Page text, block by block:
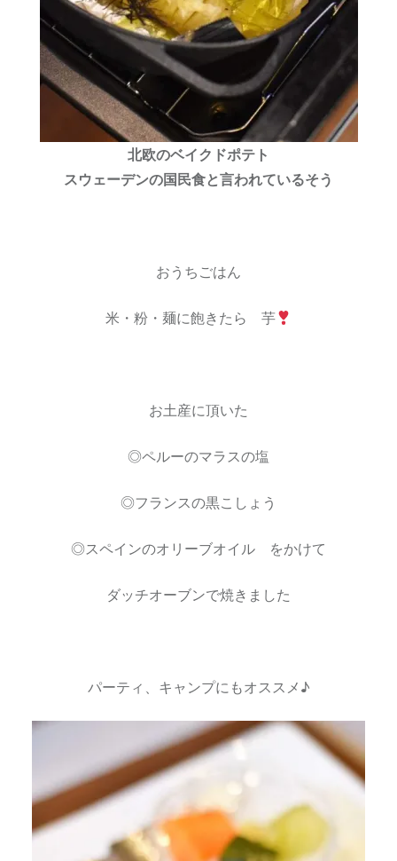
北欧のベイクドポテト
スウェーデンの国民食と言われているそう
おうちごはん
米・粉・麺に飽きたら 芋
お土産に頂いた
◎ペルーのマラスの塩
◎フランスの黒こしょう
◎スペインのオリーブオイル をかけて
ダッチオーブンで焼きました
パーティ、キャンプにもオススメ♪